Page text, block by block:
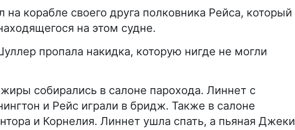
на корабле своего друга полковника Рейса, который
на этом судне.
пропала накидка, которую нигде не могли
собирались в салоне парохода. Линнет с
и Рейс играли в бридж. Также в салоне
и Корнелия. Линнет ушла спать, а пьяная Джеки